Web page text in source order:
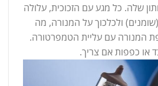
שלה. כל מגע עם הזכוכית, עלולה
ולכלכוך על המנורה, מה
המנורה עם עליית הטמפרטורה.
או כפפות אם צריך.